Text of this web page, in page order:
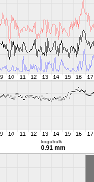
koguhulk
0.91 mm